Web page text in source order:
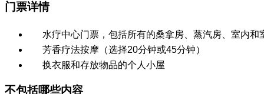
门票详情
水疗中心门票，包括所有的桑拿房、蒸汽房、室内和
芳香疗法按摩（选择20分钟或45分钟）
换衣服和存放物品的个人小屋
不包括哪些内容